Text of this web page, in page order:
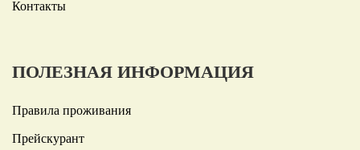
Контакты
ПОЛЕЗНАЯ ИНФОРМАЦИЯ
Правила проживания
Прейскурант